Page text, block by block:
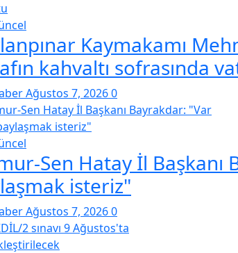
Kaymakamı
kahvaltı sofrasında
Ağustos 7, 20260
Sen Hatay İl Başkanı
isteriz"
Ağustos 7, 20260